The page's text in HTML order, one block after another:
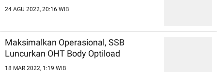
24 AGU 2022, 20:16 WIB
Maksimalkan Operasional, SSB
Luncurkan OHT Body Optiload
18 MAR 2022, 1:19 WIB